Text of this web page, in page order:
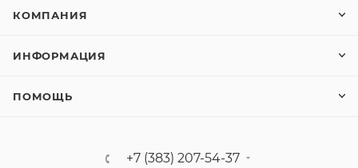
КОМПАНИЯ
ИНФОРМАЦИЯ
ПОМОЩЬ
+7 (383) 207-54-37